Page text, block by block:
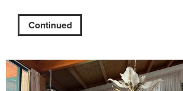
Continued